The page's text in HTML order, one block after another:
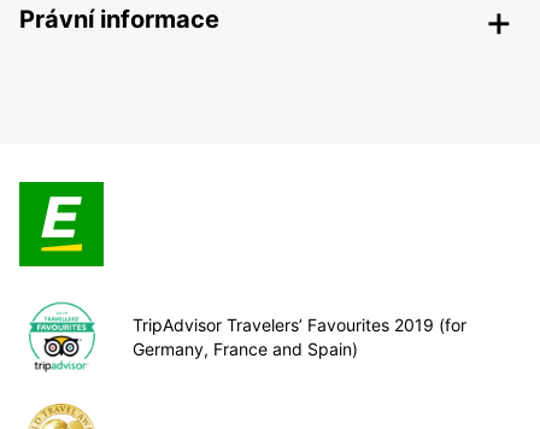
Právní informace
TripAdvisor Travelers’ Favourites 2019 (for
Germany, France and Spain)